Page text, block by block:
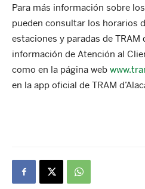
Para más información sobre
pueden consultar los horarios
estaciones y paradas de TRAM
información de Atención al
como en la página web
en la app oficial de TRAM